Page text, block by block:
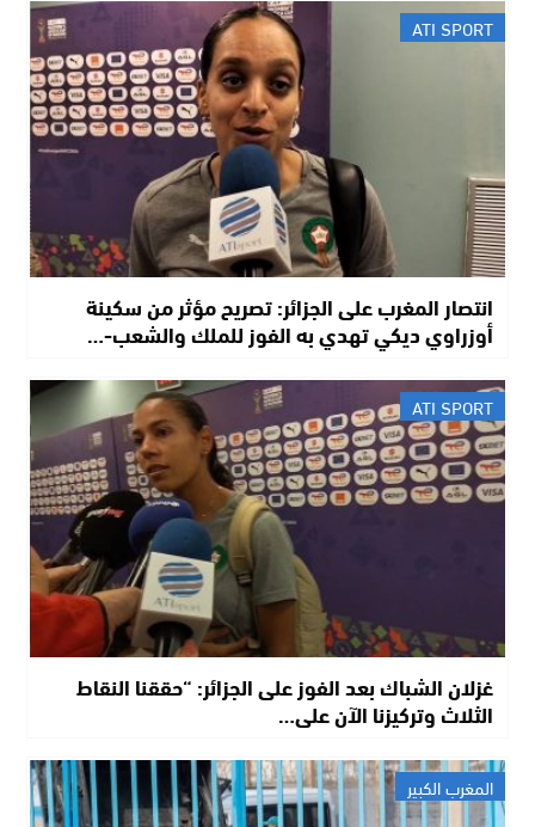
ATI SPORT
انتصار المغرب على الجزائر: تصريح مؤثر من سكينة
أوزراوي ديكي تهدي به الفوز للملك والشعب-…
ATI SPORT
غزلان الشباك بعد الفوز على الجزائر: “حققنا النقاط
الثلاث وتركيزنا الآن على…
المغرب الكبير